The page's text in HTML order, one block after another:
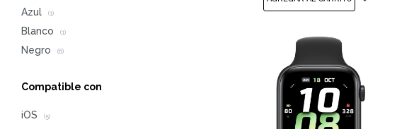
Azul (1)
Blanco (1)
Negro (6)
Compatible con
iOS (5)